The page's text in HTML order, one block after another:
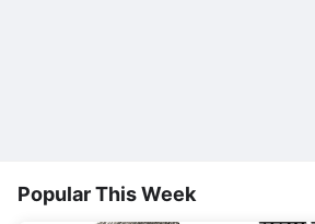
Popular This Week